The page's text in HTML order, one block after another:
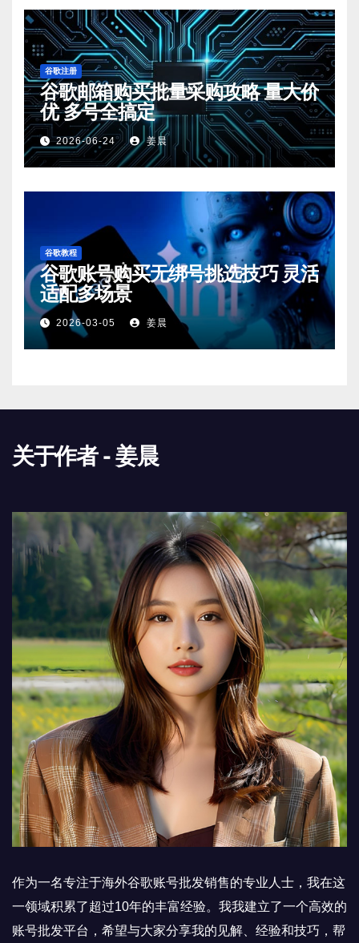
谷歌注册
谷歌邮箱购买批量采购攻略 量大价
优 多号全搞定
2026-06-24 姜晨
谷歌教程
谷歌账号购买无绑号挑选技巧 灵活
适配多场景
2026-03-05 姜晨
关于作者 - 姜晨
作为一名专注于海外谷歌账号批发销售的专业人士，我在这
一领域积累了超过10年的丰富经验。我我建立了一个高效的
账号批发平台，希望与大家分享我的见解、经验和技巧，帮